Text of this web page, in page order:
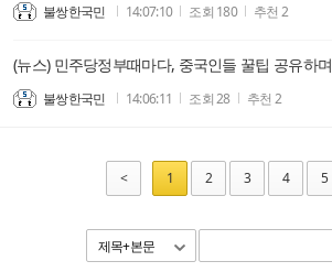
불쌍한국민 14:07:10 조회 180 추천 2
불쌍한국민 14:06:11 조회28 추천 2
< 1 2 3 4 5
제목+본문